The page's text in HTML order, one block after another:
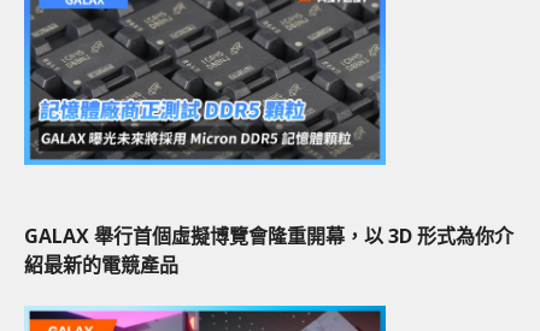
GALAX 舉行首個虛擬博覽會隆重開幕，以 3D 形式為你介
紹最新的電競產品